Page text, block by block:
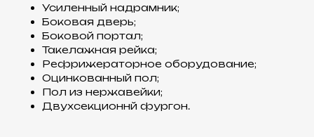
Усиленный надрамник;
Боковая дверь;
Боковой портал;
Такелажная рейка;
Рефрижераторное оборудование;
Оцинкованный пол;
Пол из нержавейки;
Двухсекционнй фургон.
так как он более надежен по
сравнению с другими
материалами